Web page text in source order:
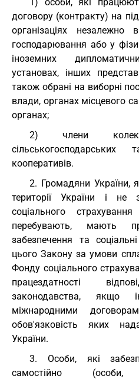
договору (контракту) на
організаціях
господарювання або у
іноземних
установах, інших
також обрані на виборні
влади, органах місцевого
органах;
2) члени
кооперативів.
2. Громадяни
території України і не
соціального
перебувають, мають
забезпечення та
цього Закону за умови
Фонду соціального
працездатності
законодавства, якщо
міжнародними
обов'язковість яких
України.
3. Особи, які
самостійно